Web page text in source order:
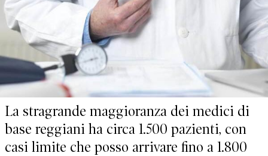
La stragrande maggioranza dei medici di
base reggiani ha circa 1.500 pazienti, con
casi limite che posso arrivare fino a 1.800